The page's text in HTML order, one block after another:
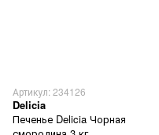
Артикул: 234126
Delicia
Печенье Delicia Чорная